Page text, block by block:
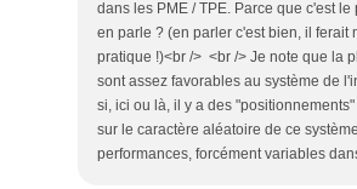
dans les PME / TPE. Parce que c'est
en parle ? (en parler c'est bien, il ferait
pratique !)<br /> <br /> Je note que la
sont assez favorables au système de
si, ici ou là, il y a des
sur le caractère aléatoire de ce
performances, forcément variables